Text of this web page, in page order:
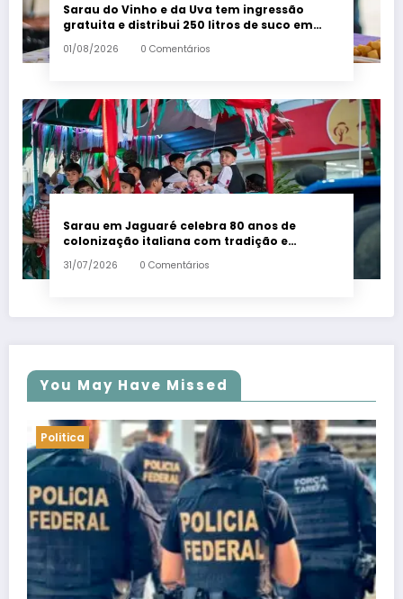
Sarau do Vinho e da Uva tem ingressão
gratuita e distribui 250 litros de suco em
Santa Teresa – Em Dia ES
01/08/2026 0 Comentários
Sarau em Jaguaré celebra 80 anos de
colonização italiana com tradição e
trambolhão da polenta – Em Dia ES
31/07/2026 0 Comentários
You May Have Missed
Politica